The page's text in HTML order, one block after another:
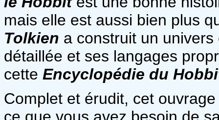
mais elle est aussi bien plus
Tolkien a construit un
détaillée et ses langages
cette Encyclopédie du
Complet et érudit, cet